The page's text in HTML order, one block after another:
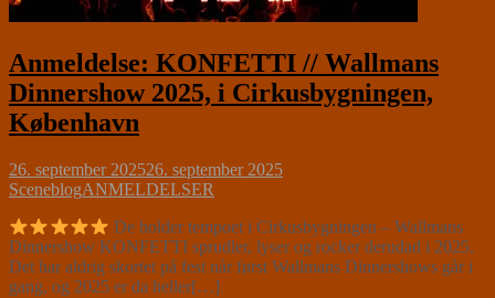
Anmeldelse: KONFETTI // Wallmans
Dinnershow 2025, i Cirkusbygningen,
København
26. september 202526. september 2025
SceneblogANMELDELSER
De holder tempoet i Cirkusbygningen – Wallmans
Dinnershow KONFETTI sprudler, lyser og rocker derudad i 2025.
Det har aldrig skortet på fest når først Wallmans Dinnershows går i
gang, og 2025 er da heller[…]